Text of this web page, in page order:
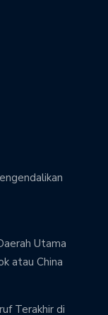
Utama
atau China
Terakhir di